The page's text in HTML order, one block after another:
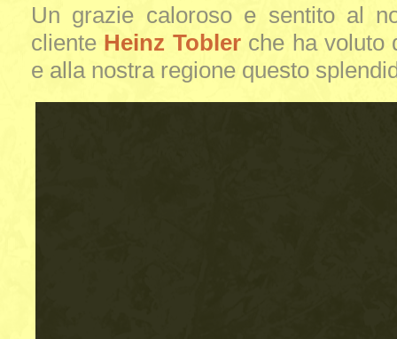
Un grazie caloroso e sentito al
cliente Heinz Toblerche ha voluto
e alla nostra regione questo